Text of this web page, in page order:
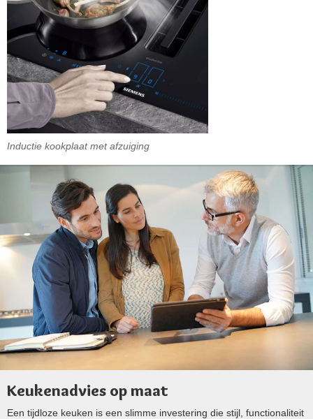
Inductie kookplaat met afzuiging
Keukenadvies op maat
Een tijdloze keuken is een slimme investering die stijl, functionaliteit